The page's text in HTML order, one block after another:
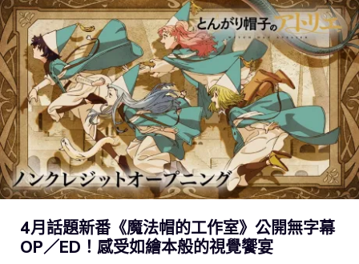
4月話題新番《魔法帽的工作室》公開無字幕
OP／ED！感受如繪本般的視覺饗宴